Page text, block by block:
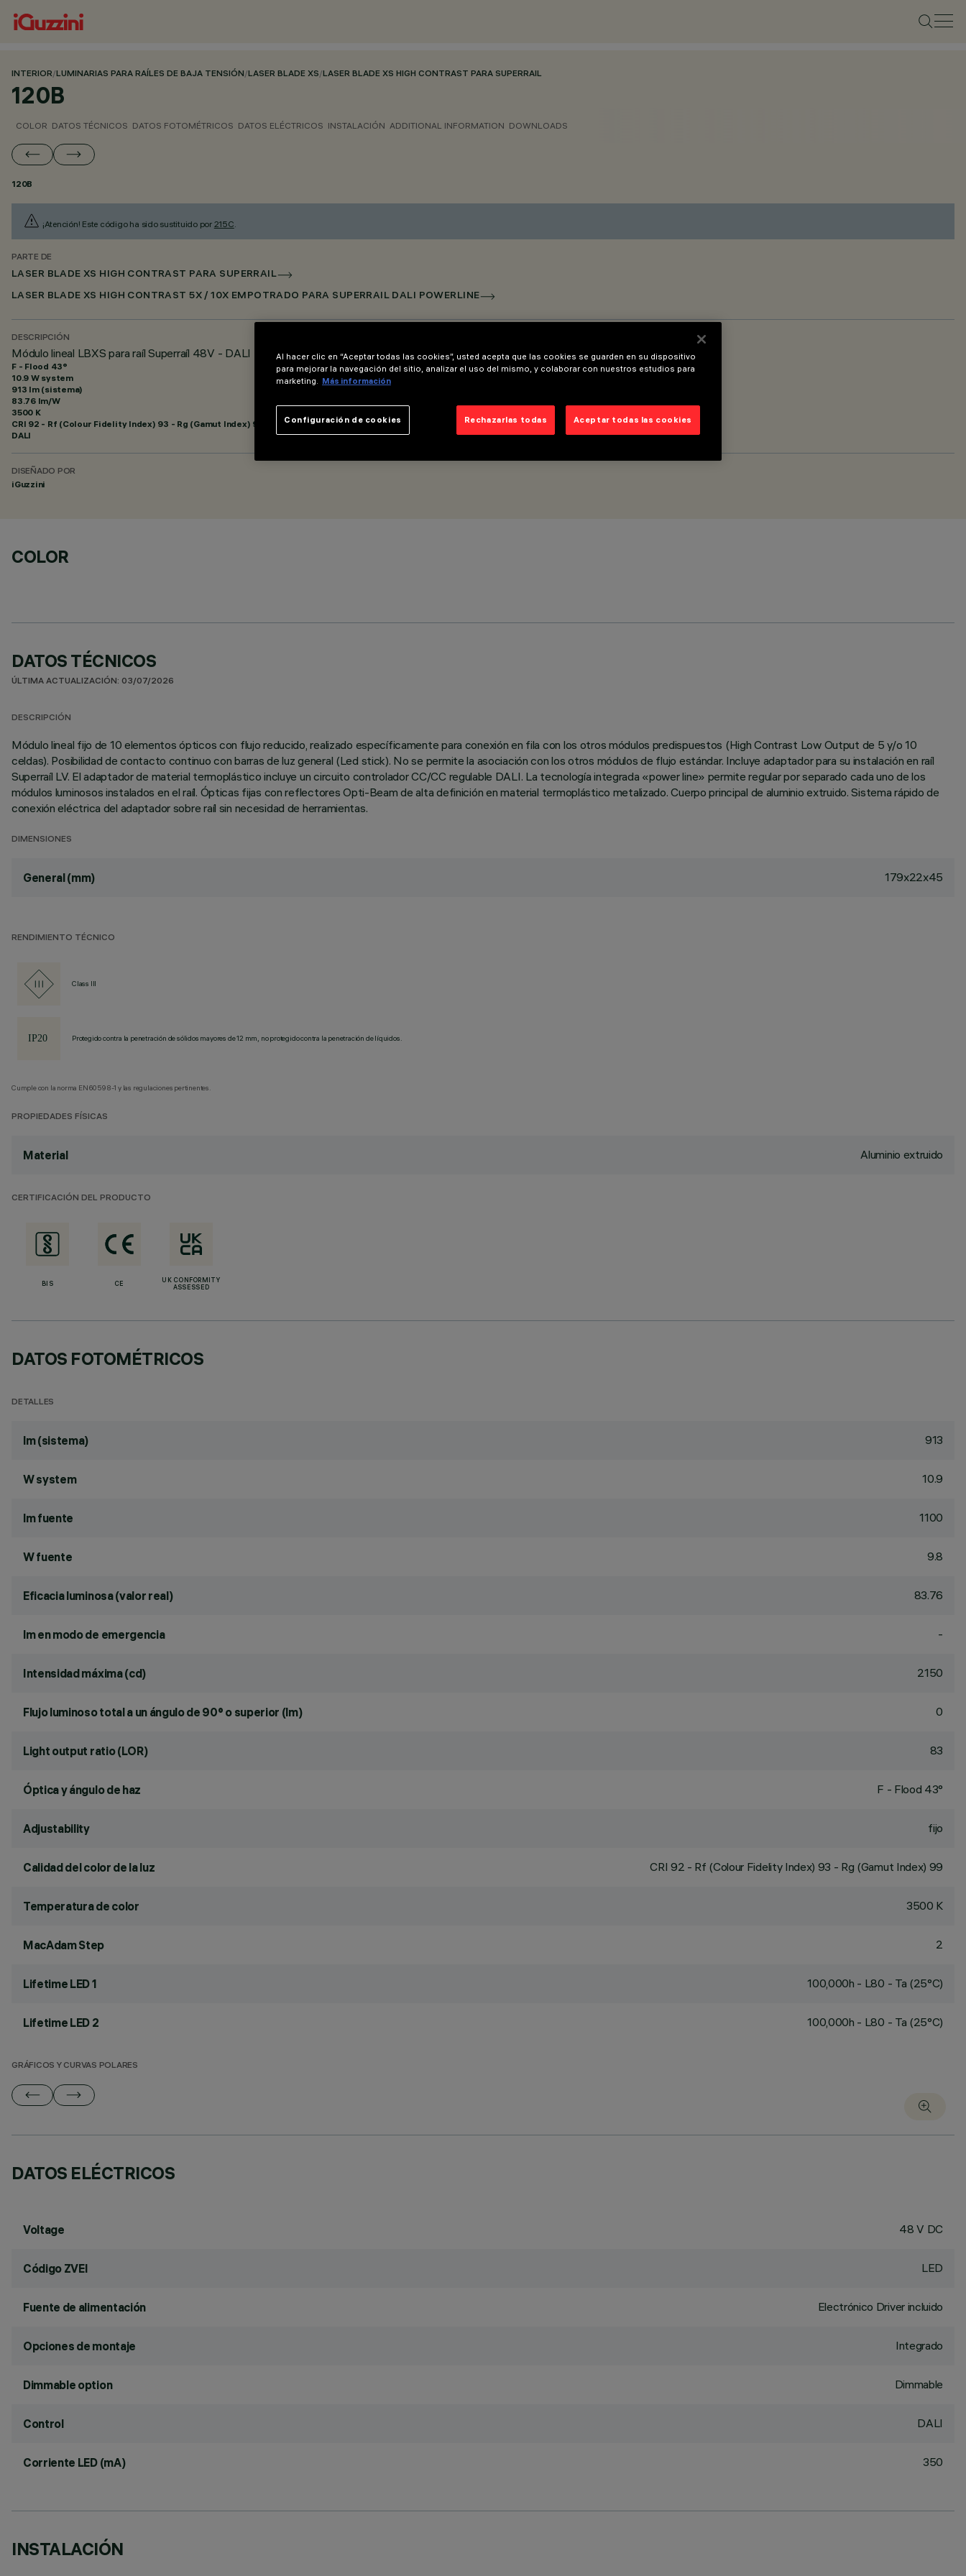
INTERIOR/LUMINARIAS PARA RAÍLES DE BAJA TENSIÓN/LASER BLADE XS/LASER BLADE XS HIGH CONTRAST PARA SUPERRAIL
120B
COLOR DATOS TÉCNICOS DATOS FOTOMÉTRICOS DATOS ELÉCTRICOS INSTALACIÓN ADDITIONAL INFORMATION DOWNLOADS
120B
¡Atención! Este código ha sido sustituido por 215C.
PARTE DE
LASER BLADE XS HIGH CONTRAST PARA SUPERRAIL
LASER BLADE XS HIGH CONTRAST 5X / 10X EMPOTRADO PARA SUPERRAIL DALI POWERLINE
DESCRIPCIÓN
Módulo lineal LBXS para raíl Superraíl 48V - DALI Powerline - HC Low Output para fila continua - 10 celdas
F - Flood 43°
10.9 W system
913 lm (sistema)
83.76 lm/W
3500 K
CRI 92 - Rf (Colour Fidelity Index) 93 - Rg (Gamut Index) 99
DALI
DISEÑADO POR
iGuzzini
COLOR
DATOS TÉCNICOS
ÚLTIMA ACTUALIZACIÓN: 03/07/2026
DESCRIPCIÓN
Módulo lineal fijo de 10 elementos ópticos con flujo reducido, realizado específicamente para conexión en fila con los otros módulos predispuestos (High Contrast Low Output de 5 y/o 10
celdas). Posibilidad de contacto continuo con barras de luz general (Led stick). No se permite la asociación con los otros módulos de flujo estándar. Incluye adaptador para su instalación en raíl
Superraíl LV. El adaptador de material termoplástico incluye un circuito controlador CC/CC regulable DALI. La tecnología integrada «power line» permite regular por separado cada uno de los
módulos luminosos instalados en el raíl. Ópticas fijas con reflectores Opti-Beam de alta definición en material termoplástico metalizado. Cuerpo principal de aluminio extruido. Sistema rápido de
conexión eléctrica del adaptador sobre raíl sin necesidad de herramientas.
DIMENSIONES
General (mm) 179x22x45
RENDIMIENTO TÉCNICO
Class III
Protegido contra la penetración de sólidos mayores de 12 mm, no protegido contra la penetración de líquidos.
Cumple con la norma EN60598-1 y las regulaciones pertinentes.
PROPIEDADES FÍSICAS
Material Aluminio extruido
CERTIFICACIÓN DEL PRODUCTO
BIS CE
UK CONFORMITY
ASSESSED
DATOS FOTOMÉTRICOS
DETALLES
lm (sistema) 913
W system 10.9
lm fuente 1100
W fuente 9.8
Eficacia luminosa (valor real) 83.76
lm en modo de emergencia -
Intensidad máxima (cd) 2150
Flujo luminoso total a un ángulo de 90° o superior (lm) 0
Light output ratio (LOR) 83
Óptica y ángulo de haz F - Flood 43°
Adjustability fijo
Calidad del color de la luz CRI 92 - Rf (Colour Fidelity Index) 93 - Rg (Gamut Index) 99
Temperatura de color 3500 K
MacAdam Step 2
Lifetime LED 1 100,000h - L80 - Ta (25°C)
Lifetime LED 2 100,000h - L80 - Ta (25°C)
GRÁFICOS Y CURVAS POLARES
DATOS ELÉCTRICOS
Voltage 48 V DC
Código ZVEI LED
Fuente de alimentación Electrónico Driver incluido
Opciones de montaje Integrado
Dimmable option Dimmable
Control DALI
Corriente LED (mA) 350
INSTALACIÓN
Al hacer clic en “Aceptar todas las cookies”, usted acepta que las cookies se guarden en su dispositivo
para mejorar la navegación del sitio, analizar el uso del mismo, y colaborar con nuestros estudios para
marketing. Más información
Rechazarlas todas Aceptar todas las cookies
Configuración de cookies